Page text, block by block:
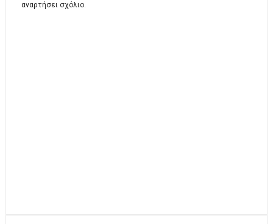
αναρτήσει σχόλιο.